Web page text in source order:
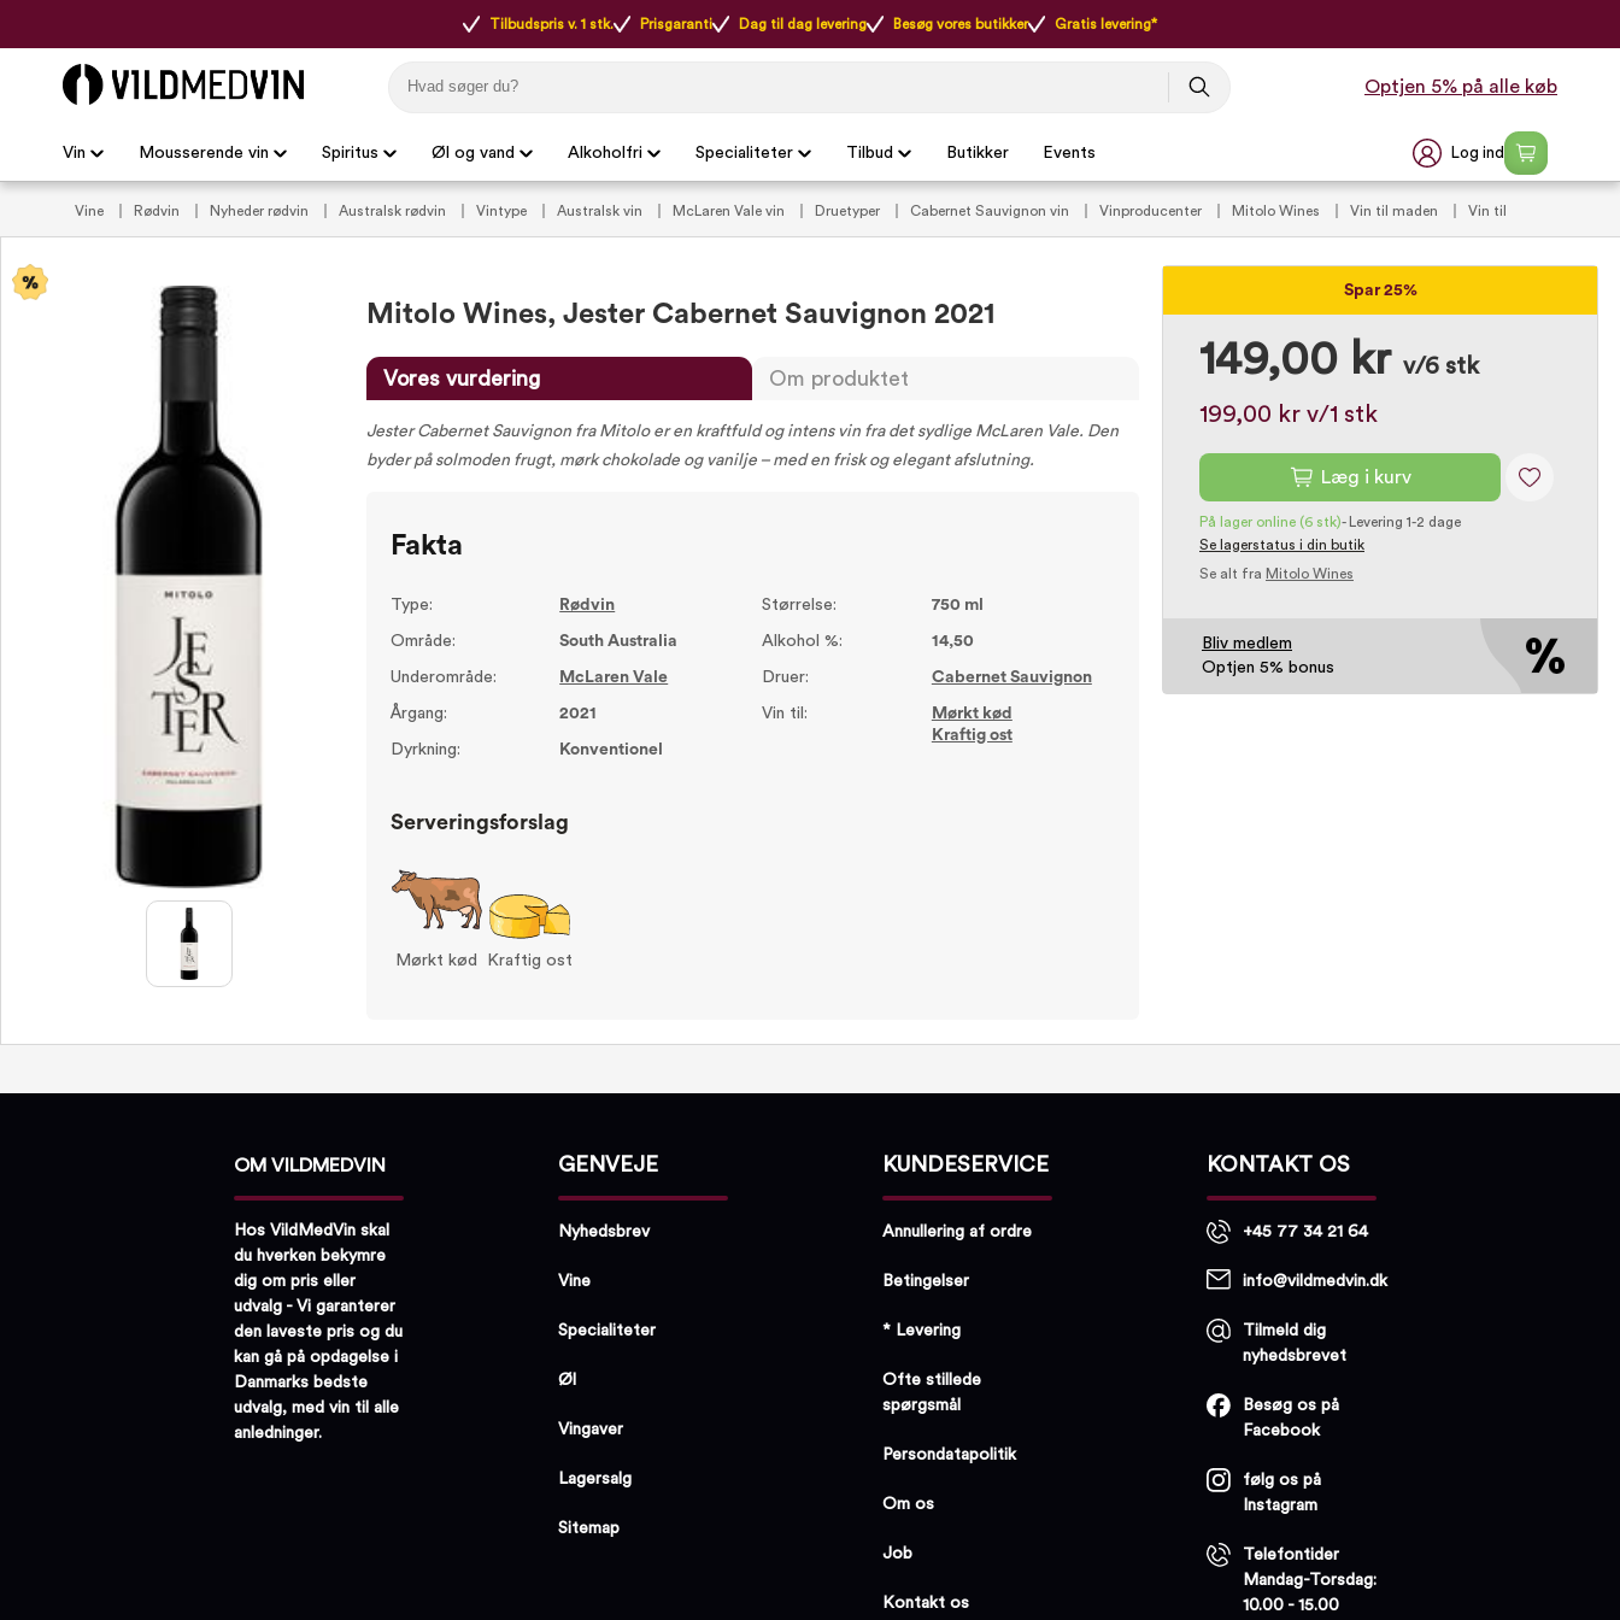
Tilbudspris v. 1 stk. Prisgaranti Dag til dag levering Besøg vores butikker Gratis levering*
Optjen 5% på alle køb
Vin Mousserende vin Spiritus Øl og vand Alkoholfri Specialiteter Tilbud Butikker Events Log ind
Vine Rødvin Nyheder rødvin Australsk rødvin Vintype Australsk vin McLaren Vale vin Druetyper Cabernet Sauvignon vin Vinproducenter Mitolo Wines Vin til maden
Vin til
Spar 25%
149,00 kr v/6 stk
199,00 kr v/1 stk
Læg i kurv
På lager online (6 stk)-
Levering 1-2 dage
Se lagerstatus i din butik
Se alt fra Mitolo Wines
Bliv medlem
Optjen 5% bonus
Mitolo Wines, Jester Cabernet Sauvignon 2021
Vores vurdering Om produktet
Jester Cabernet Sauvignon fra Mitolo er en kraftfuld og intens vin fra det sydlige McLaren Vale. Den
byder på solmoden frugt, mørk chokolade og vanilje – med en frisk og elegant afslutning.
Fakta
Type: Rødvin
Område: South Australia
Underområde: McLaren Vale
Årgang: 2021
Dyrkning: Konventionel
Størrelse: 750 ml
Alkohol %: 14,50
Druer: Cabernet Sauvignon
Vin til:
Mørkt kød
Kraftig ost
Serveringsforslag
Mørkt kød Kraftig ost
OM VILDMEDVIN
Hos VildMedVin skal
du hverken bekymre
dig om pris eller
udvalg - Vi garanterer
den laveste pris og du
kan gå på opdagelse i
Danmarks bedste
udvalg, med vin til alle
anledninger.
GENVEJE
Nyhedsbrev
Vine
Specialiteter
Øl
Vingaver
Lagersalg
Sitemap
KUNDESERVICE
Annullering af ordre
Betingelser
* Levering
Ofte stillede
spørgsmål
Persondatapolitik
Om os
Job
Kontakt os
KONTAKT OS
+45 77 34 21 64
info@vildmedvin.dk
Tilmeld dig
nyhedsbrevet
Besøg os på
Facebook
følg os på
Instagram
Telefontider
Mandag-Torsdag:
10.00 - 15.00